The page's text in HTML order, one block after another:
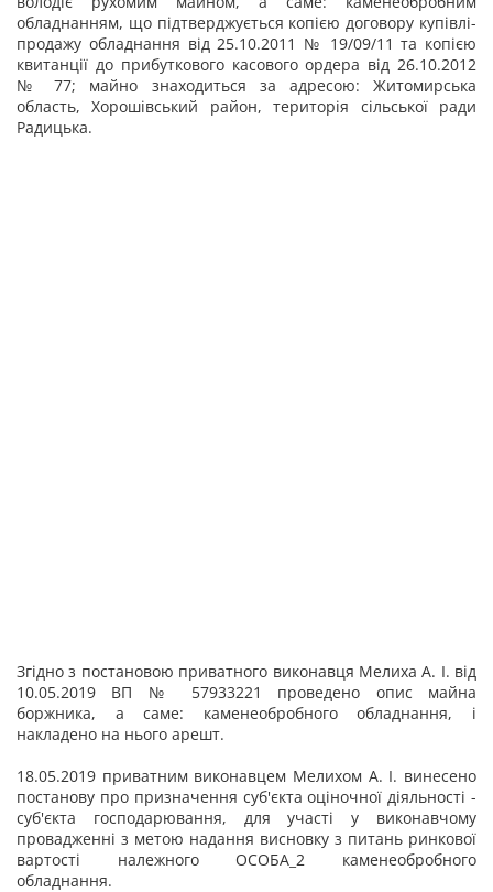
обладнанням, що підтверджується копією договору купівлі-
продажу обладнання від 25.10.2011 № 19/09/11 та копією
квитанції до прибуткового касового ордера від 26.10.2012
№ 77; майно знаходиться за адресою: Житомирська
область, Хорошівський район, територія сільської ради
Радицька.
Згідно з постановою приватного виконавця Мелиха А. І. від
10.05.2019 ВП № 57933221 проведено опис майна
боржника, а саме: каменеобробного обладнання, і
накладено на нього арешт.
18.05.2019 приватним виконавцем Мелихом А. І. винесено
постанову про призначення суб'єкта оціночної діяльності -
суб'єкта господарювання, для участі у виконавчому
провадженні з метою надання висновку з питань ринкової
вартості належного ОСОБА_2 каменеобробного
обладнання.